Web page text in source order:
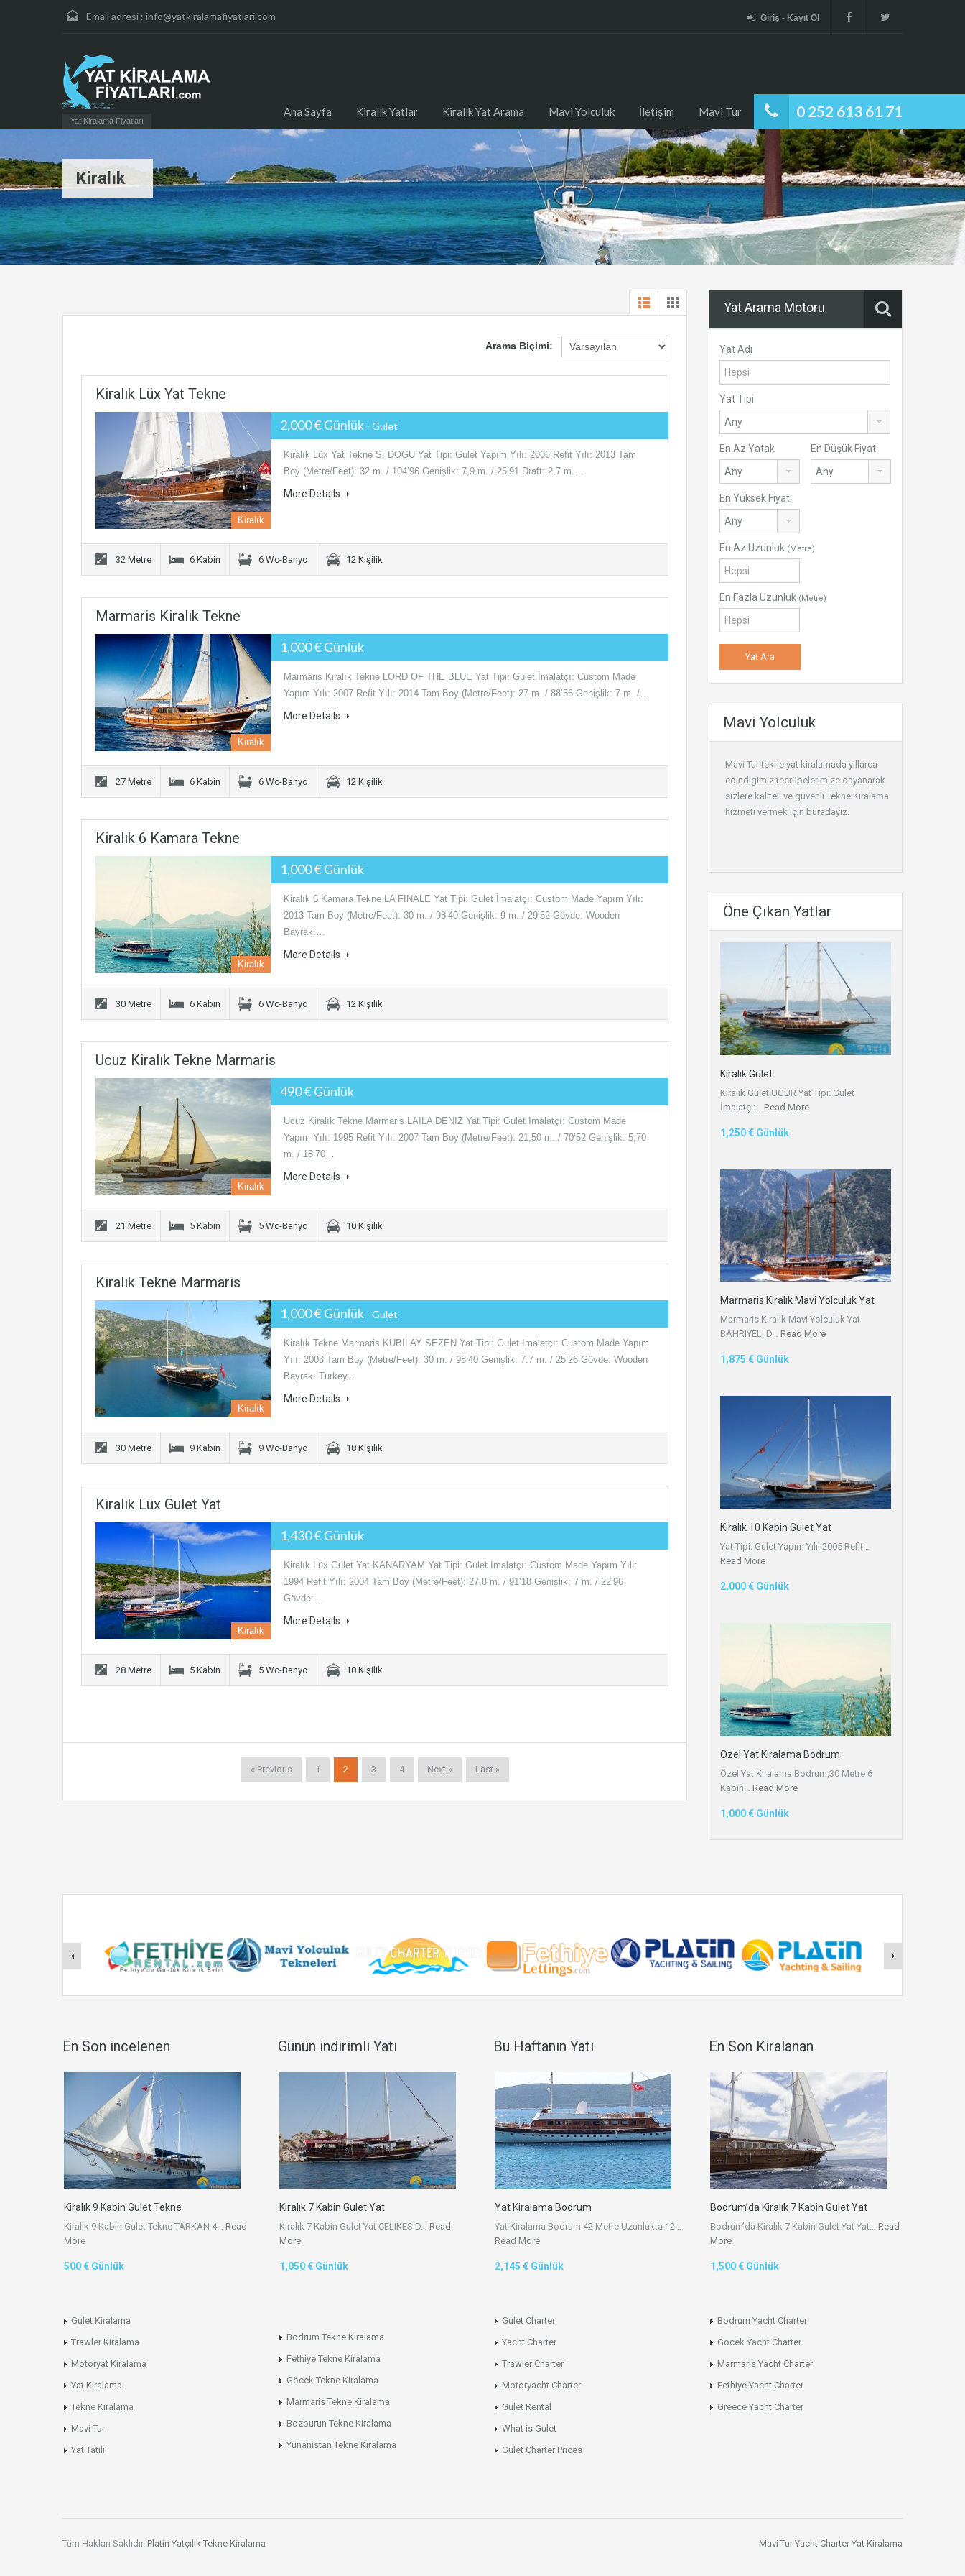
Email adresi : info@yatkiralamafiyatlari.com Giriş - Kayıt Ol
Yat Kiralama Fiyatları
0 252 613 61 71
Ana Sayfa Kiralık Yatlar Kiralık Yat Arama Mavi Yolculuk İletişim Mavi Tur
Kiralık
Arama Biçimi:
Kiralık Lüx Yat Tekne
Kiralık
2,000 € Günlük - Gulet
Kiralık Lüx Yat Tekne S. DOGU Yat Tipi: Gulet Yapım Yılı: 2006 Refit Yılı: 2013 Tam
Boy (Metre/Feet): 32 m. / 104’96 Genişlik: 7,9 m. / 25’91 Draft: 2,7 m.…
More Details
32 Metre 6 Kabin 6 Wc-Banyo 12 Kişilik
Marmaris Kiralık Tekne
Kiralık
1,000 € Günlük
Marmaris Kiralık Tekne LORD OF THE BLUE Yat Tipi: Gulet İmalatçı: Custom Made
Yapım Yılı: 2007 Refit Yılı: 2014 Tam Boy (Metre/Feet): 27 m. / 88’56 Genişlik: 7 m. /…
More Details
27 Metre 6 Kabin 6 Wc-Banyo 12 Kişilik
Kiralık 6 Kamara Tekne
Kiralık
1,000 € Günlük
Kiralık 6 Kamara Tekne LA FINALE Yat Tipi: Gulet İmalatçı: Custom Made Yapım Yılı:
2013 Tam Boy (Metre/Feet): 30 m. / 98’40 Genişlik: 9 m. / 29’52 Gövde: Wooden
Bayrak:…
More Details
30 Metre 6 Kabin 6 Wc-Banyo 12 Kişilik
Ucuz Kiralık Tekne Marmaris
Kiralık
490 € Günlük
Ucuz Kiralık Tekne Marmaris LAILA DENIZ Yat Tipi: Gulet İmalatçı: Custom Made
Yapım Yılı: 1995 Refit Yılı: 2007 Tam Boy (Metre/Feet): 21,50 m. / 70’52 Genişlik: 5,70
m. / 18’70…
More Details
21 Metre 5 Kabin 5 Wc-Banyo 10 Kişilik
Kiralık Tekne Marmaris
Kiralık
1,000 € Günlük - Gulet
Kiralık Tekne Marmaris KUBILAY SEZEN Yat Tipi: Gulet İmalatçı: Custom Made Yapım
Yılı: 2003 Tam Boy (Metre/Feet): 30 m. / 98’40 Genişlik: 7.7 m. / 25’26 Gövde: Wooden
Bayrak: Turkey…
More Details
30 Metre 9 Kabin 9 Wc-Banyo 18 Kişilik
Kiralık Lüx Gulet Yat
Kiralık
1,430 € Günlük
Kiralık Lüx Gulet Yat KANARYAM Yat Tipi: Gulet İmalatçı: Custom Made Yapım Yılı:
1994 Refit Yılı: 2004 Tam Boy (Metre/Feet): 27,8 m. / 91’18 Genişlik: 7 m. / 22’96
Gövde:…
More Details
28 Metre 5 Kabin 5 Wc-Banyo 10 Kişilik
« Previous 1 2 3 4 Next » Last »
Yat Arama Motoru
Yat Adı
Yat Tipi
En Az Yatak En Düşük Fiyat
En Yüksek Fiyat
En Az Uzunluk (Metre)
En Fazla Uzunluk (Metre)
Mavi Yolculuk
Mavi Tur tekne yat kiralamada yıllarca
edindigimiz tecrübelerimize dayanarak
sizlere kaliteli ve güvenli Tekne Kiralama
hizmeti vermek için buradayız.
Öne Çıkan Yatlar
Kiralık Gulet
Kiralık Gulet UGUR Yat Tipi: Gulet
İmalatçı:… Read More
1,250 € Günlük
Marmaris Kiralık Mavi Yolculuk Yat
Marmaris Kiralık Mavi Yolculuk Yat
BAHRIYELI D… Read More
1,875 € Günlük
Kiralık 10 Kabin Gulet Yat
Yat Tipi: Gulet Yapım Yılı: 2005 Refit…
Read More
2,000 € Günlük
Özel Yat Kiralama Bodrum
Özel Yat Kiralama Bodrum,30 Metre 6
Kabin… Read More
1,000 € Günlük
En Son incelenen
Kiralık 9 Kabin Gulet Tekne
Kiralık 9 Kabin Gulet Tekne TARKAN 4… Read
More
500 € Günlük
Gulet Kiralama
Trawler Kiralama
Motoryat Kiralama
Yat Kiralama
Tekne Kiralama
Mavi Tur
Yat Tatili
Günün indirimli Yatı
Kiralık 7 Kabin Gulet Yat
Kiralık 7 Kabin Gulet Yat CELIKES D… Read
More
1,050 € Günlük
Bodrum Tekne Kiralama
Fethiye Tekne Kiralama
Göcek Tekne Kiralama
Marmaris Tekne Kiralama
Bozburun Tekne Kiralama
Yunanistan Tekne Kiralama
Bu Haftanın Yatı
Yat Kiralama Bodrum
Yat Kiralama Bodrum 42 Metre Uzunlukta 12…
Read More
2,145 € Günlük
Gulet Charter
Yacht Charter
Trawler Charter
Motoryacht Charter
Gulet Rental
What is Gulet
Gulet Charter Prices
En Son Kiralanan
Bodrum’da Kiralık 7 Kabin Gulet Yat
Bodrum’da Kiralık 7 Kabin Gulet Yat Yat… Read
More
1,500 € Günlük
Bodrum Yacht Charter
Gocek Yacht Charter
Marmaris Yacht Charter
Fethiye Yacht Charter
Greece Yacht Charter
Tüm Hakları Saklıdır. Platin Yatçılık Tekne Kiralama Mavi Tur Yacht Charter Yat Kiralama